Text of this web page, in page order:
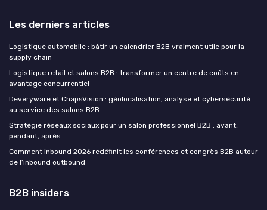
Les derniers articles
Logistique automobile : bâtir un calendrier B2B vraiment utile pour la
supply chain
Logistique retail et salons B2B : transformer un centre de coûts en
avantage concurrentiel
Deveryware et ChapsVision : géolocalisation, analyse et cybersécurité
au service des salons B2B
Stratégie réseaux sociaux pour un salon professionnel B2B : avant,
pendant, après
Comment inbound 2026 redéfinit les conférences et congrès B2B autour
de l’inbound outbound
B2B insiders